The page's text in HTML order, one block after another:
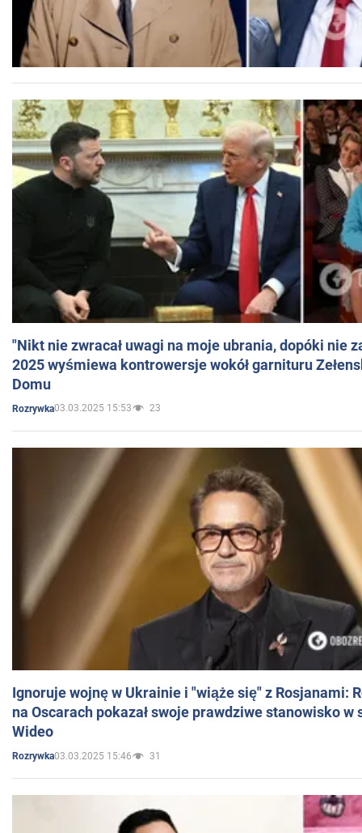
"Nikt nie zwracał uwagi na moje ubrania, dopóki nie
2025 wyśmiewa kontrowersje wokół garnituru
Domu
Rozrywka03.03.2025 15:53 23
Ignoruje wojnę w Ukrainie i "wiąże się" z Rosjanami:
na Oscarach pokazał swoje prawdziwe stanowisko w
Wideo
Rozrywka03.03.2025 15:46 31